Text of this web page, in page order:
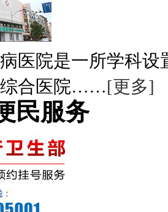
医院是一所学科
综合医院……[更多]
民服务